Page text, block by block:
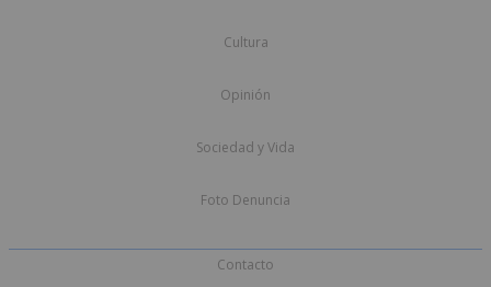
Cultura
Opinión
Sociedad y Vida
Foto Denuncia
Contacto